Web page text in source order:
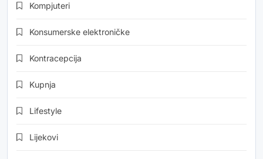
Kompjuteri
Konsumerske elektroničke
Kontracepcija
Kupnja
Lifestyle
Lijekovi